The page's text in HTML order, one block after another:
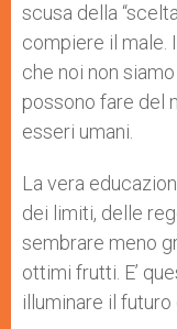
scusa della
compiere il male.
che noi non
possono fare del
esseri umani.
La vera
dei limiti, delle
sembrare meno
ottimi frutti. E’
illuminare il futuro